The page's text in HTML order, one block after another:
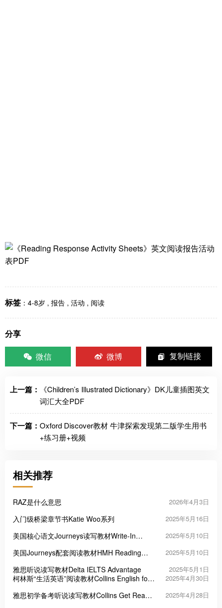
标签 ： 4-8岁 , 报告 , 活动 , 阅读
分享
微信
微博 复制链接
上一篇：
《Children’s Illustrated Dictionary》DK儿童插图英文
词汇大全PDF
下一篇： Oxford Discover教材 牛津探索发现第二版学生用书
+练习册+视频
相关推荐
RAZ是什么意思 2026年4月3日
入门级桥梁章节书Katie Woo系列 2025年5月16日
美国核心语文Journeys读写教材Write-In
2025年5月10日
美国Journeys配套阅读教材HMH Reading
2025年5月10日
雅思听说读写教材Delta IELTS Advantage 2025年5月1日
柯林斯“生活英语”阅读教材Collins English for
2025年4月30日
雅思初学备考听说读写教材Collins Get Ready
2025年4月28日